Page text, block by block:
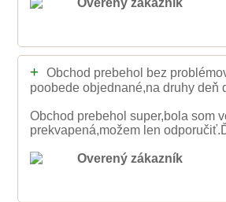
Overený zákazník
+
Obchod prebehol bez
poobede objednané,na druhy deň
Obchod prebehol super,bola som
prekvapená,možem len
Overený zákazník